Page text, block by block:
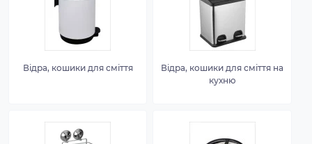
Відра, кошики для сміття
Відра, кошики для сміття на
кухню